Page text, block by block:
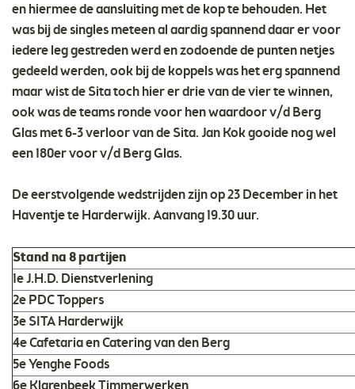
en hiermee de aansluiting met de kop te behouden. Het
was bij de singles meteen al aardig spannend daar er voor
iedere leg gestreden werd en zodoende de punten netjes
gedeeld werden, ook bij de koppels was het erg spannend
maar wist de Sita toch hier er drie van de vier te winnen,
ook was de teams ronde voor hen waardoor v/d Berg
Glas met 6-3 verloor van de Sita. Jan Kok gooide nog wel
een 180er voor v/d Berg Glas.
De eerstvolgende wedstrijden zijn op 23 December in het
Haventje te Harderwijk. Aanvang 19.30 uur.
Stand na 8 partijen
1e J.H.D. Dienstverlening
2e PDC Toppers
3e SITA Harderwijk
4e Cafetaria en Catering van den Berg
5e Yenghe Foods